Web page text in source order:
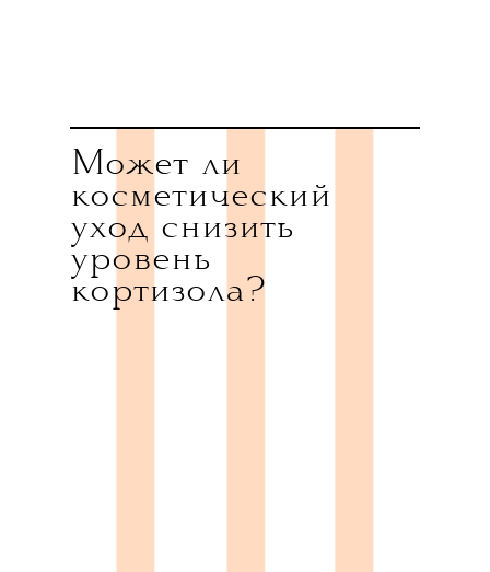
Может ли
косметический
уход снизить
уровень
кортизола?